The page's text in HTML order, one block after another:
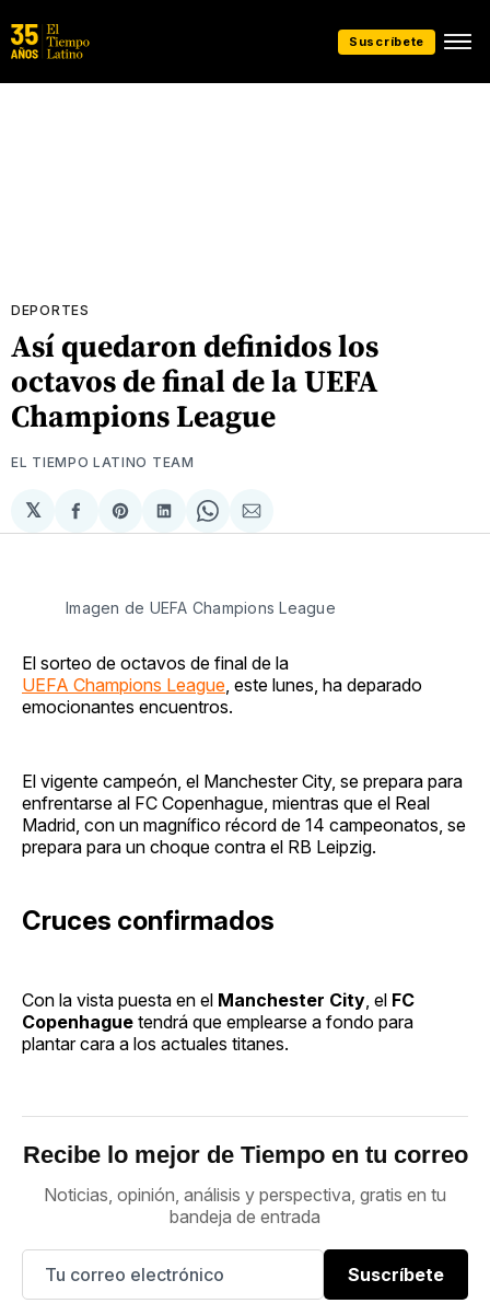
Suscríbete
DEPORTES
Así quedaron definidos los
octavos de final de la UEFA
Champions League
EL TIEMPO LATINO TEAM
𝕏
Compartir
en
Share
on
Compartir
en
Share
on
Compartir
via
Imagen de UEFA Champions League
El sorteo de octavos de final de la
UEFA Champions League , este lunes, ha deparado
emocionantes encuentros.
El vigente campeón, el Manchester City, se prepara para
enfrentarse al FC Copenhague, mientras que el Real
Madrid, con un magnífico récord de 14 campeonatos, se
prepara para un choque contra el RB Leipzig.
Cruces confirmados
Con la vista puesta en el Manchester City , el FC
Copenhague tendrá que emplearse a fondo para
plantar cara a los actuales titanes.
Recibe lo mejor de Tiempo en tu correo
Noticias, opinión, análisis y perspectiva, gratis en tu
bandeja de entrada
Suscríbete